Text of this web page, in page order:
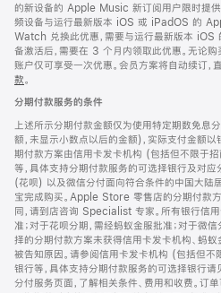
的新设备的 Apple Music 新订阅用户限时提供
频设备与运行最新版本 iOS 或 iPadOS 的
Watch 兑换此优惠，需要与运行最新版本 iOS
备激活后，需要在 3 个月内领取此优惠。无论
账户仅可享受一次优惠。会员方案将自动续订，
款。
窗
口
中
打
开)
分期付款服务的条件
上述所示分期付款金额仅为使用特定期数免息
额，未显示小数点以后的金额)，实际支付金额
期付款方案由信用卡发卡机构 (包括但不限于招
等，具体支持分期付款服务的可选择银行及对
(花呗) 以及微信分付面向符合条件的中国大陆
宝完成购买。Apple Store 零售店的分期付款
同，请到店咨询 Specialist 专家。所有银行信
准；对于花呗分期，需经蚂蚁金服批准；对于微
择的分期付款方案未获得信用卡发卡机构、蚂
被告知原因。请参阅信用卡发卡机构 (包括但不
银行等，具体支持分期付款服务的可选择银行
分付服务页面，了解相关条件、费用和收费。订